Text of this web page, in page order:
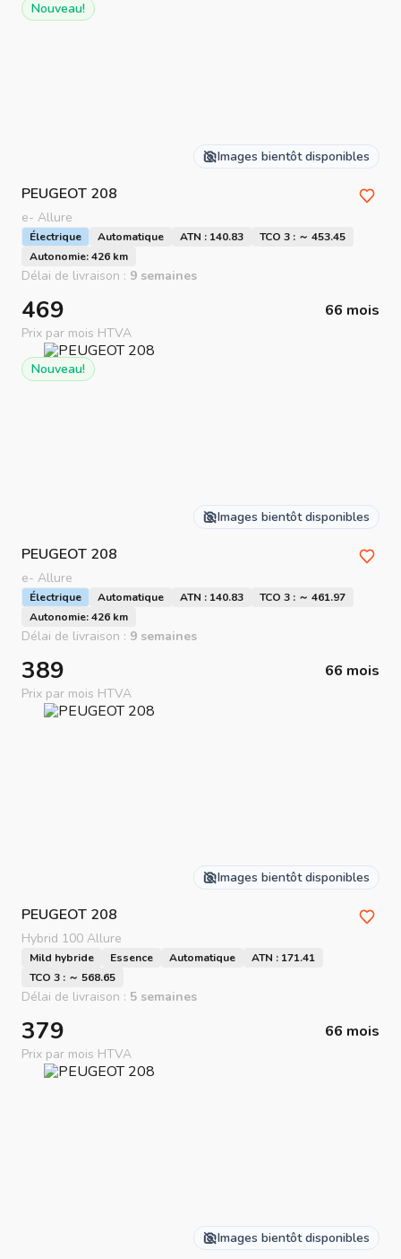
Nouveau!
Images bientôt disponibles
PEUGEOT 208
e- Allure
Électrique Automatique ATN : 140.83
TCO 3 : ～ 453.45
Autonomie: 426 km
Délai de livraison : 9 semaines
469 66 mois
Prix par mois HTVA
Nouveau!
Images bientôt disponibles
PEUGEOT 208
e- Allure
Électrique Automatique ATN : 140.83
TCO 3 : ～ 461.97
Autonomie: 426 km
Délai de livraison : 9 semaines
389 66 mois
Prix par mois HTVA
Images bientôt disponibles
PEUGEOT 208
Hybrid 100 Allure
Mild hybride Essence Automatique
ATN : 171.41
TCO 3 : ～ 568.65
Délai de livraison : 5 semaines
379 66 mois
Prix par mois HTVA
Images bientôt disponibles